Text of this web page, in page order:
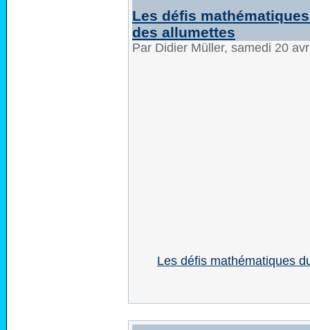
Les défis
des allumettes
Par Didier Müller, samedi 20
Les défis mathématiques